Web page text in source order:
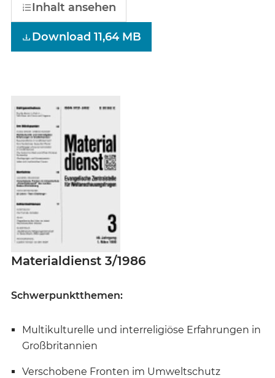
Inhalt ansehen
Download 11,64 MB
Materialdienst 3/1986
Schwerpunktthemen:
Multikulturelle und interreligiöse Erfahrungen in
Großbritannien
Verschobene Fronten im Umweltschutz